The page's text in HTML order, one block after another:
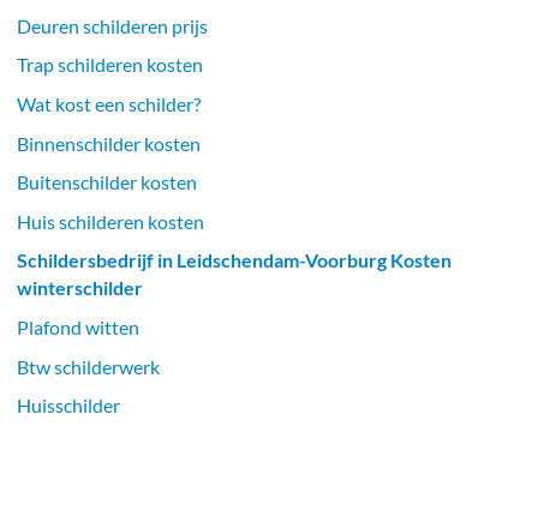
Deuren schilderen prijs
Trap schilderen kosten
Wat kost een schilder?
Binnenschilder kosten
Buitenschilder kosten
Huis schilderen kosten
Schildersbedrijf in Leidschendam-Voorburg Kosten
winterschilder
Plafond witten
Btw schilderwerk
Huisschilder